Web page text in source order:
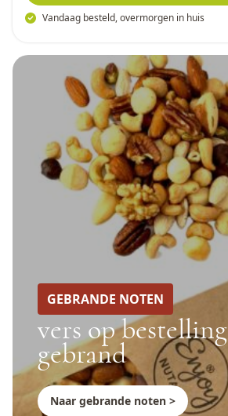
Vandaag besteld, overmorgen in huis
GEBRANDE NOTEN
vers op bestelling
gebrand
Naar gebrande noten >